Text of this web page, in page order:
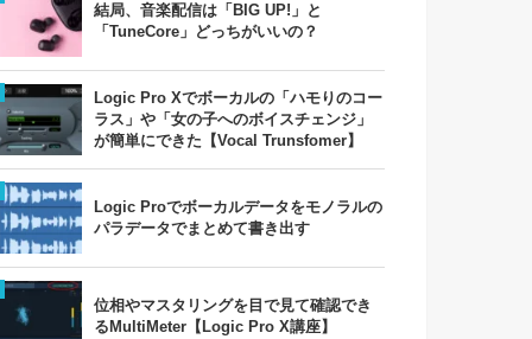
結局、音楽配信は「BIG UP!」と
「TuneCore」どっちがいいの？
Logic Pro Xでボーカルの「ハモりのコー
ラス」や「女の子へのボイスチェンジ」
が簡単にできた【Vocal Trunsfomer】
Logic Proでボーカルデータをモノラルの
パラデータでまとめて書き出す
位相やマスタリングを目で見て確認でき
るMultiMeter【Logic Pro X講座】